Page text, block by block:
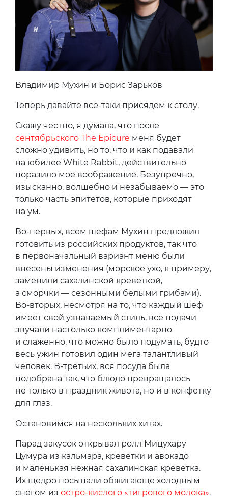
Владимир Мухин и Борис Зарьков
Теперь давайте все-таки присядем к столу.
Скажу честно, я думала, что после
сентябрьского The Epicure меня будет
сложно удивить, но то, что и как подавали
на юбилее White Rabbit, действительно
поразило мое воображение. Безупречно,
изысканно, волшебно и незабываемо — это
только часть эпитетов, которые приходят
на ум.
Во-первых, всем шефам Мухин предложил
готовить из российских продуктов, так что
в первоначальный вариант меню были
внесены изменения (морское ухо, к примеру,
заменили сахалинской креветкой,
а сморчки — сезонными белыми грибами).
Во-вторых, несмотря на то, что каждый шеф
имеет свой узнаваемый стиль, все подачи
звучали настолько комплиментарно
и слаженно, что можно было подумать, будто
весь ужин готовил один мега талантливый
человек. В-третьих, вся посуда была
подобрана так, что блюдо превращалось
не только в праздник живота, но и в конфетку
для глаз.
Остановимся на нескольких хитах.
Парад закусок открывал ролл Мицухару
Цумура из кальмара, креветки и авокадо
и маленькая нежная сахалинская креветка.
Их щедро посыпали обжигающе холодным
снегом из остро-кислого «тигрового молока».